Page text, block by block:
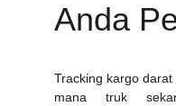
Anda
Tracking kargo
mana truk